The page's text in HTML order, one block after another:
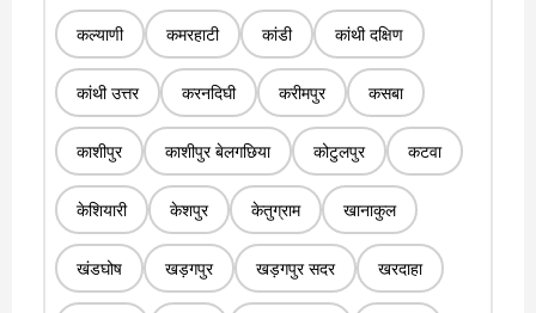
कल्याणी कमरहाटी कांडी कांथी दक्षिण
कांथी उत्तर करनदिघी करीमपुर कसबा
काशीपुर काशीपुर बेलगछिया कोटुलपुर कटवा
केशियारी केशपुर केतुग्राम खानाकुल
खंडघोष खड़गपुर खड़गपुर सदर खरदाहा